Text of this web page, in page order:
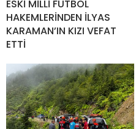
ESKİ MİLLİ FUTBOL
HAKEMLERİNDEN İLYAS
KARAMAN’IN KIZI VEFAT
ETTİ